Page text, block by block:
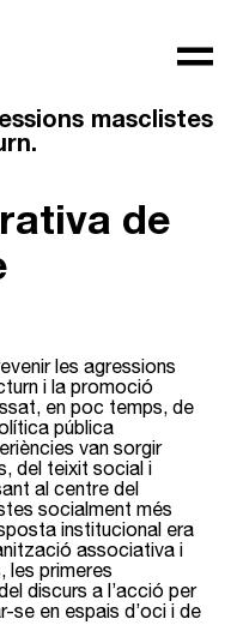
masclistes
de
les agressions
i la promoció
en poc temps, de
pública
van sorgir
del teixit social i
al centre del
socialment més
institucional era
associativa i
les primeres
discurs a l’acció per
se en espais d’oci i de